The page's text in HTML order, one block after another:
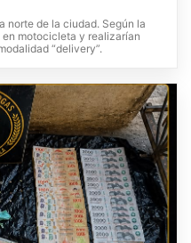
norte de la ciudad. Según la
motocicleta y realizarían
“delivery”.